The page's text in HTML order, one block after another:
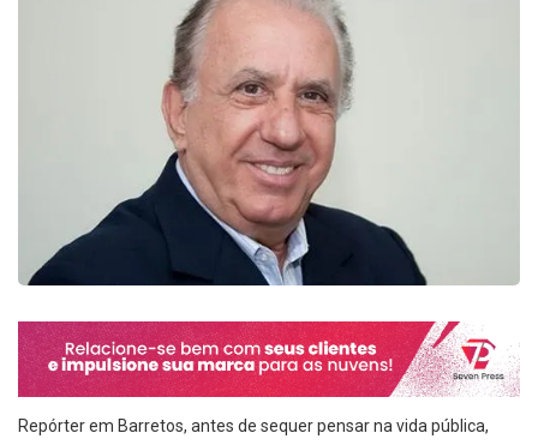
Repórter em Barretos, antes de sequer pensar na vida pública,
entrevistei o então governador paulista Abreu Sodré. Na